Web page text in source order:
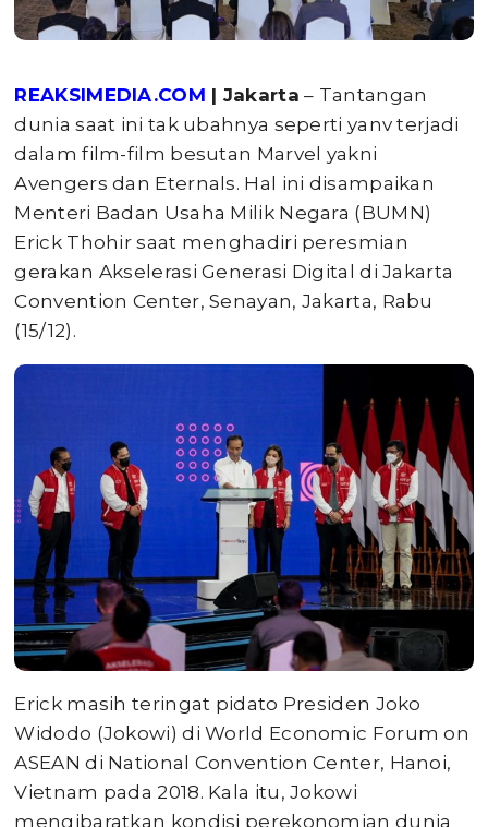
REAKSIMEDIA.COM | Jakarta – Tantangan
dunia saat ini tak ubahnya seperti yanv terjadi
dalam film-film besutan Marvel yakni
Avengers dan Eternals. Hal ini disampaikan
Menteri Badan Usaha Milik Negara (BUMN)
Erick Thohir saat menghadiri peresmian
gerakan Akselerasi Generasi Digital di Jakarta
Convention Center, Senayan, Jakarta, Rabu
(15/12).
Erick masih teringat pidato Presiden Joko
Widodo (Jokowi) di World Economic Forum on
ASEAN di National Convention Center, Hanoi,
Vietnam pada 2018. Kala itu, Jokowi
mengibaratkan kondisi perekonomian dunia